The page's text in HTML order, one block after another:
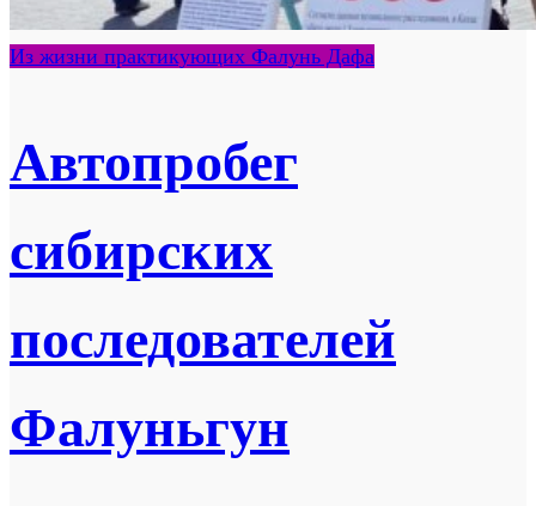
Из жизни практикующих Фалунь Дафа
Автопробег
сибирских
последователей
Фалуньгун